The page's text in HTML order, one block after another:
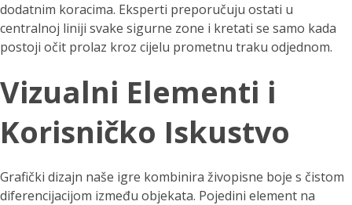
dodatnim koracima. Eksperti preporučuju ostati u
centralnoj liniji svake sigurne zone i kretati se samo kada
postoji očit prolaz kroz cijelu prometnu traku odjednom.
Vizualni Elementi i
Korisničko Iskustvo
Grafički dizajn naše igre kombinira živopisne boje s čistom
diferencijacijom između objekata. Pojedini element na